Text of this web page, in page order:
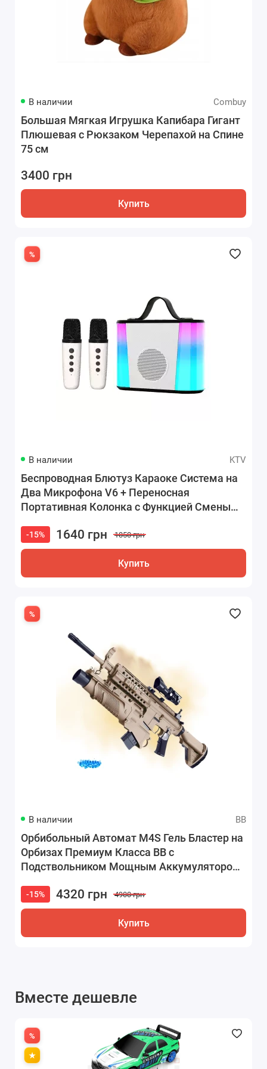
В наличии Combuy
Большая Мягкая Игрушка Капибара Гигант
Плюшевая с Рюкзаком Черепахой на Спине
75 см
3400 грн
Купить
В наличии KTV
Беспроводная Блютуз Караоке Система на
Два Микрофона V6 + Переносная
Портативная Колонка с Функцией Смены
-15% 1640 грн 1850 грн
Купить
В наличии BB
Орбибольный Автомат M4S Гель Бластер на
Орбизах Премиум Класса BB c
Подствольником Мощным Аккумулятором
-15% 4320 грн 4900 грн
Купить
Вместе дешевле